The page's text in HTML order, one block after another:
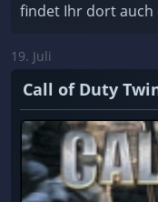
findet Ihr dort auch
Wartic ...
19. Juli
Call of Duty